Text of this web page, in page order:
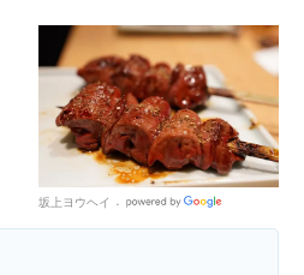
坂上ヨウヘイ
Places